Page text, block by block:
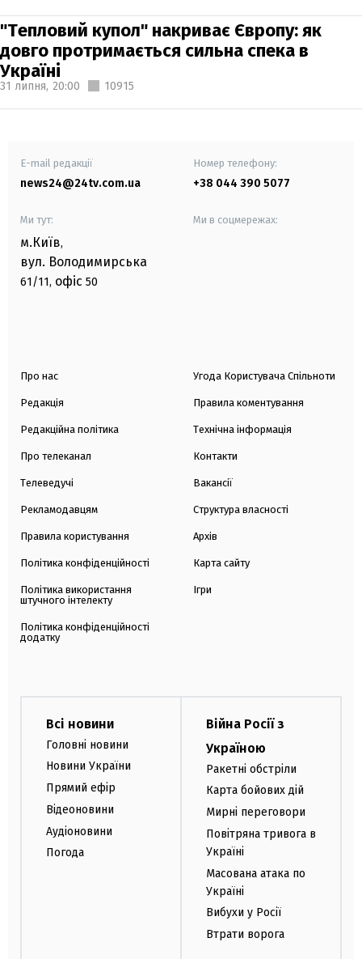
"Тепловий купол" накриває Європу: як
довго протримається сильна спека в
Україні
31 липня, 20:00 10915
E-mail редакції
news24@24tv.com.ua
Номер телефону:
+38 044 390 5077
Ми тут:
м.Київ,
вул. Володимирська
61/11, офіс 50
Ми в соцмережах:
Про нас
Редакція
Редакційна політика
Про телеканал
Телеведучі
Рекламодавцям
Правила користування
Політика конфіденційності
Політика використання
штучного інтелекту
Політика конфіденційності
додатку
Угода Користувача Спільноти
Правила коментування
Технічна інформація
Контакти
Вакансії
Структура власності
Архів
Карта сайту
Ігри
Всі новини
Головні новини
Новини України
Прямий ефір
Відеоновини
Аудіоновини
Погода
Війна Росії з
Україною
Ракетні обстріли
Карта бойових дій
Мирні переговори
Повітряна тривога в
Україні
Масована атака по
Україні
Вибухи у Росії
Втрати ворога